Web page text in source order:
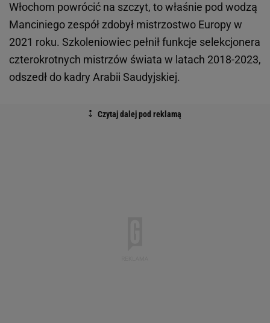
Włochom powrócić na szczyt, to właśnie pod wodzą
Manciniego zespół zdobył mistrzostwo Europy w
2021 roku. Szkoleniowiec pełnił funkcje selekcjonera
czterokrotnych mistrzów świata w latach 2018-2023,
odszedł do kadry Arabii Saudyjskiej.